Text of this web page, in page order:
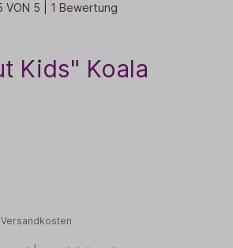
VON 5 | 1 Bewertung
Kids" Koala